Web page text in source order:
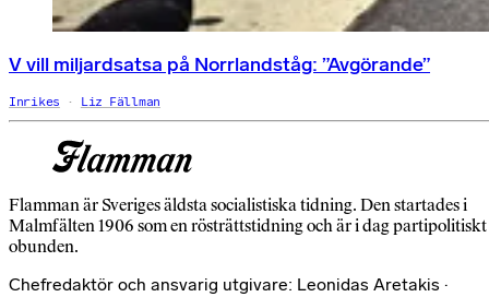
V vill miljardsatsa på Norrlandståg: ”Avgörande”
Inrikes Liz Fällman
Flamman är Sveriges äldsta socialistiska tidning. Den startades i
Malmfälten 1906 som en rösträttstidning och är i dag partipolitiskt
obunden.
Chefredaktör och ansvarig utgivare: Leonidas Aretakis ·